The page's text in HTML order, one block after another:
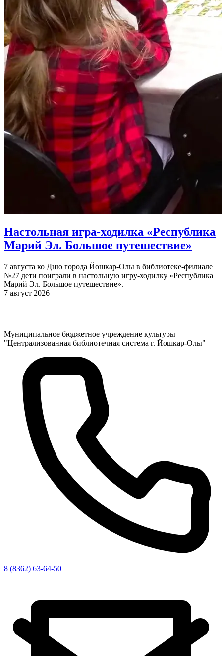
Настольная игра-ходилка «Республика
Марий Эл. Большое путешествие»
7 августа ко Дню города Йошкар-Олы в библиотеке-филиале
№27 дети поиграли в настольную игру-ходилку «Республика
Марий Эл. Большое путешествие».
7 август 2026
Муниципальное бюджетное учреждение культуры
"Централизованная библиотечная система г. Йошкар-Олы"
8 (8362) 63-64-50